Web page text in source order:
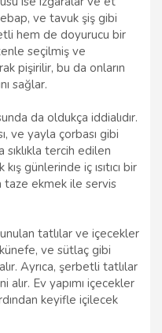
ve tavuk şiş gibi
hem de doyurucu bir
seçilmiş ve
pişirilir, bu da onların
sağlar.
da oldukça iddialıdır.
ve yayla çorbası gibi
tercih edilen
günlerinde iç ısıtıcı bir
taze ekmek ile servis
tatlılar ve içecekler
ve sütlaç gibi
Ayrıca, şerbetli tatlılar
Ev yapımı içecekler
keyifle içilecek